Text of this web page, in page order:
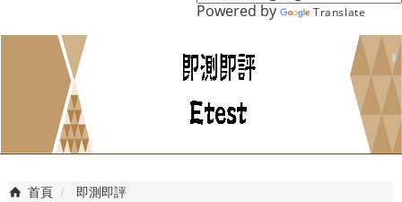
Powered by Translate
首頁 即測即評